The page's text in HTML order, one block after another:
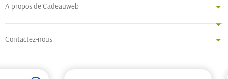
A propos de Cadeauweb
Contactez-nous